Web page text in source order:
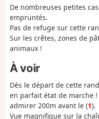
De nombreuses petites
empruntés.
Pas de refuge sur cette
Sur les crêtes, zones de
animaux !
À voir
Dès le départ de cette
en parfait état de marche
admirer 200m avant le (1).
Vue magnifique sur la